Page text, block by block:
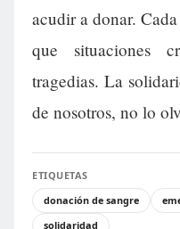
acudir a donar.
que situaciones
tragedias. La
de nosotros, no lo
ETIQUETAS
donación de sangre
solidaridad